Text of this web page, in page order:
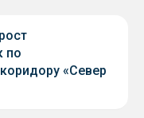
по
«Север